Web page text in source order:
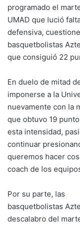
programado el
UMAD que lució
defensiva,
basquetbolistas
que consiguió 22
En duelo de mitad
imponerse a la
nuevamente con la
que obtuvo 19
esta intensidad,
continuar
queremos hacer
coach de los
Por su parte, las
basquetbolistas
descalabro del